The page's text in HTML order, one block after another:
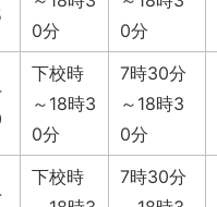
0分
0分
下校時
～18時3
0分
7時30分
～18時3
0分
下校時
7時30分